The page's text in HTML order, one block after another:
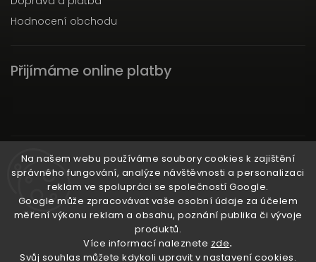
Na našem webu používáme soubory cookies k zajištění
správného fungování, analýze návštěvnosti a personalizaci
reklam ve spolupráci se společností Google.
Google může zpracovávat vaše osobní údaje za účelem
měření výkonu reklam a obsahu, poznání publika či vývoje
produktů.
Více informací naleznete zde.
Svůj souhlas můžete kdykoli upravit v nastavení cookies.
Hodnocení obchodu
Přijímáme online platby
Instagram
Ať už ti nic neunikne!